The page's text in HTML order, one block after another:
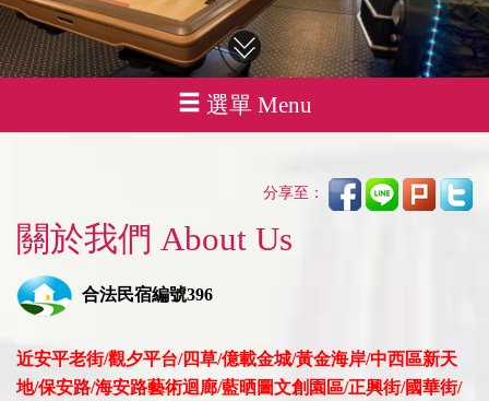
選單 Menu
分享至：
關於我們 About Us
合法民宿編號396
近安平老街/觀夕平台/四草/億載金城/黃金海岸/中西區新天
地/保安路/海安路藝術迴廊/藍晒圖文創園區/正興街/國華街/